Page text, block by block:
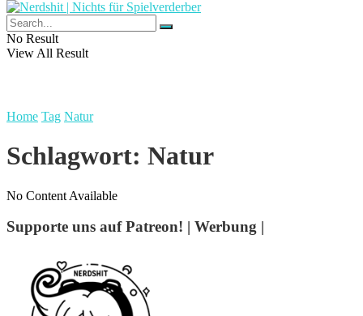
No Result
View All Result
Home Tag Natur
Schlagwort: Natur
No Content Available
Supporte uns auf Patreon! | Werbung |